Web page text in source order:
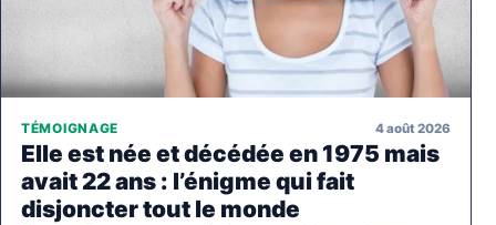
TÉMOIGNAGE 4 août 2026
Elle est née et décédée en 1975 mais
avait 22 ans : l’énigme qui fait
disjoncter tout le monde